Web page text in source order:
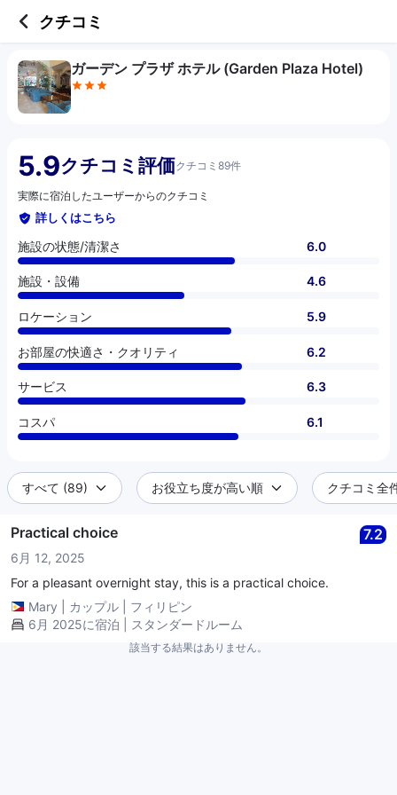
クチコミ
ガーデン プラザ ホテル (Garden Plaza Hotel)
5.9クチコミ評価クチコミ89件
実際に宿泊したユーザーからのクチコミ
詳しくはこちら
施設の状態/清潔さ 6.0
施設・設備 4.6
ロケーション 5.9
お部屋の快適さ・クオリティ 6.2
サービス 6.3
コスパ 6.1
すべて (89) お役立ち度が高い順 クチコミ全
Practical choice 7.2
6月 12, 2025
For a pleasant overnight stay, this is a practical choice.
Mary
カップル
フィリピン
6月 2025に宿泊 | スタンダードルーム
該当する結果はありません。